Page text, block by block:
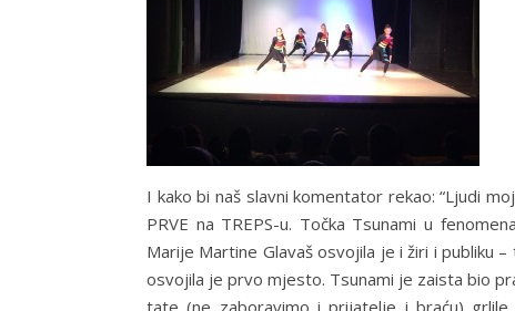
I kako bi naš slavni komentator rekao: “Ljudi
PRVE na TREPS-u. Točka Tsunami u
Marije Martine Glavaš osvojila je i žiri i publiku
osvojila je prvo mjesto. Tsunami je zaista bio
tate (ne zaboravimo i prijatelje i braću)